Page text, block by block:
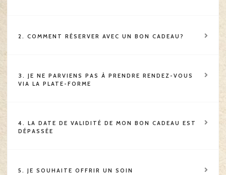
2. COMMENT RÉSERVER AVEC UN BON CADEAU?
3. JE NE PARVIENS PAS À PRENDRE RENDEZ-VOUS
VIA LA PLATE-FORME
4. LA DATE DE VALIDITÉ DE MON BON CADEAU EST
DÉPASSÉE
5. JE SOUHAITE OFFRIR UN SOIN